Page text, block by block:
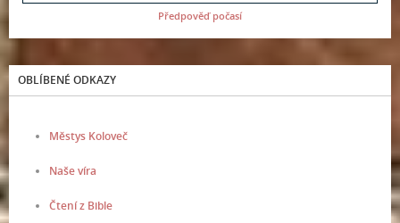
Předpověď počasí
OBLÍBENÉ ODKAZY
Městys Koloveč
Naše víra
Čtení z Bible